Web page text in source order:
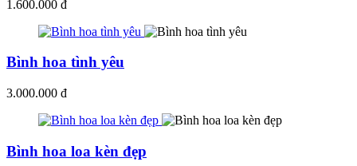
1.600.000 đ
Bình hoa tình yêu
3.000.000 đ
Bình hoa loa kèn đẹp